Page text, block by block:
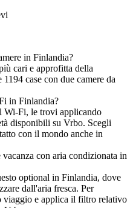
in Finlandia?
cari e approfitta della
case con due camere da
in Finlandia?
Wi-Fi, le trovi applicando
disponibili su Vrbo. Scegli
con il mondo anche in
con aria condizionata in
optional in Finlandia, dove
dall'aria fresca. Per
viaggio e applica il filtro relativo